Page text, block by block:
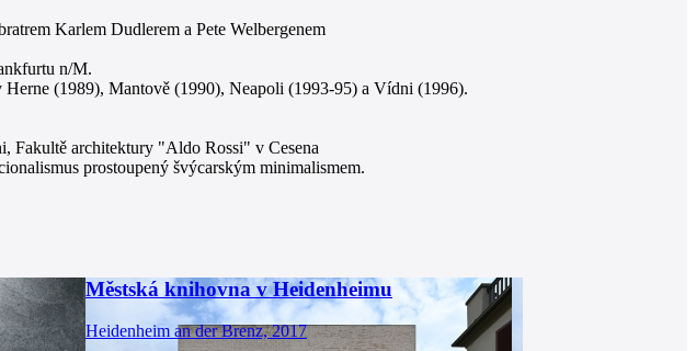
Karlem Dudlerem a Pete Welbergenem
n/M.
(1989), Mantově (1990), Neapoli (1993-95) a Vídni (1996).
Fakultě architektury "Aldo Rossi" v Cesena
prostoupený švýcarským minimalismem.
Městská knihovna v Heidenheimu
Heidenheim an der Brenz, 2017